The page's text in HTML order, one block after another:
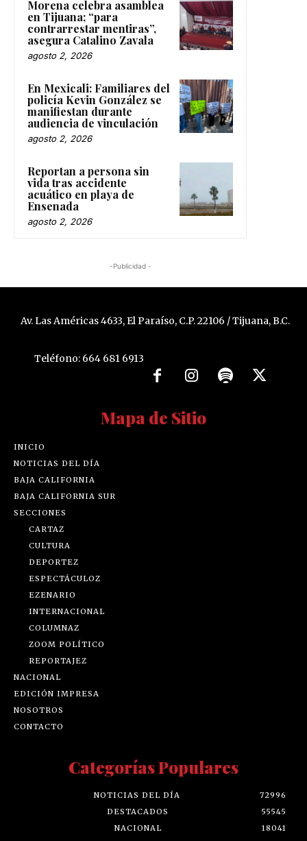
Morena celebra asamblea
en Tijuana; “para
contrarrestar mentiras”,
asegura Catalino Zavala
agosto 2, 2026
En Mexicali: Familiares del
policía Kevin González se
manifiestan durante
audiencia de vinculación
agosto 2, 2026
Reportan a persona sin
vida tras accidente
acuático en playa de
Ensenada
agosto 2, 2026
-Publicidad -
Av. Las Américas 4633, El Paraíso, C.P. 22106 / Tijuana, B.C.
Teléfono: 664 681 6913
Mapa de Sitio
INICIO
NOTICIAS DEL DÍA
BAJA CALIFORNIA
BAJA CALIFORNIA SUR
SECCIONES
CARTAZ
CULTURA
DEPORTEZ
ESPECTÁCULOZ
EZENARIO
INTERNACIONAL
COLUMNAZ
ZOOM POLÍTICO
REPORTAJEZ
NACIONAL
EDICIÓN IMPRESA
NOSOTROS
CONTACTO
Categorías Populares
NOTICIAS DEL DÍA
72996
DESTACADOS
55545
NACIONAL
18041